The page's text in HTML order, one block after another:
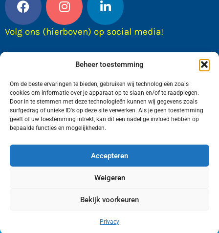
Beheer toestemming
Om de beste ervaringen te bieden, gebruiken wij technologieën zoals
cookies om informatie over je apparaat op te slaan en/of te raadplegen.
Door in te stemmen met deze technologieën kunnen wij gegevens zoals
surfgedrag of unieke ID's op deze site verwerken. Als je geen toestemming
geeft of uw toestemming intrekt, kan dit een nadelige invloed hebben op
bepaalde functies en mogelijkheden.
Accepteren
Weigeren
Bekijk voorkeuren
Privacy
Volg ons (hierboven) op social media!
Wij van FranekerActueel.nl verzorgen het nieuws
in de Gemeente Waadhoeke. Met als hoofdplaats
Copyright © FranekerActueel 2009-2026